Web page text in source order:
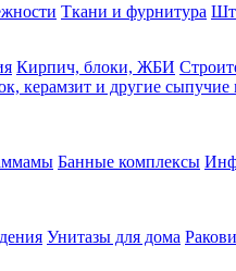
Ткани и фурнитура
Кирпич, блоки, ЖБИ
керамзит и другие сыпучие
Банные комплексы
Унитазы для дома